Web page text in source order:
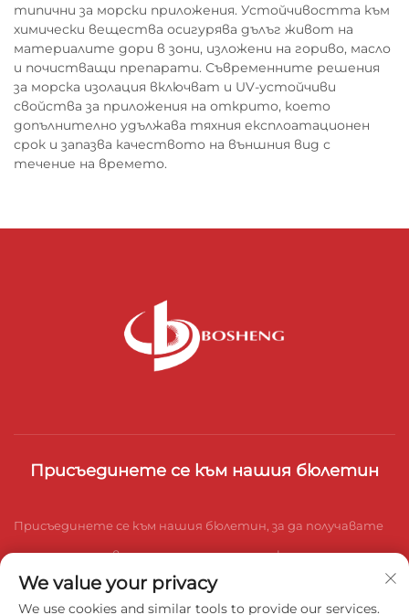
типични за морски приложения. Устойчивостта към
химически вещества осигурява дълъг живот на
материалите дори в зони, изложени на гориво, масло
и почистващи препарати. Съвременните решения
за морска изолация включват и UV-устойчиви
свойства за приложения на открито, което
допълнително удължава тяхния експлоатационен
срок и запазва качеството на външния вид с
течение на времето.
Присъединете се към нашия бюлетин
Присъединете се към нашия бюлетин, за да получавате
последните новини от индустрията, актуализации и
прозрения от нашия екип.
We value your privacy
We use cookies and similar tools to provide our services.